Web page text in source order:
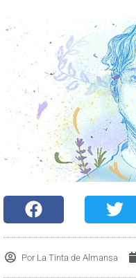
PorLa Tinta de Almansa